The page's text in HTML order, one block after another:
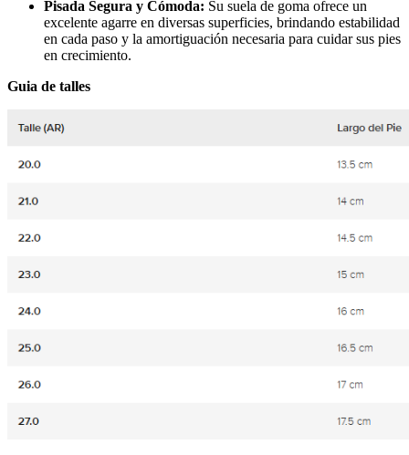
Pisada Segura y Cómoda: Su suela de goma ofrece un
excelente agarre en diversas superficies, brindando estabilidad
en cada paso y la amortiguación necesaria para cuidar sus pies
en crecimiento.
Guia de talles